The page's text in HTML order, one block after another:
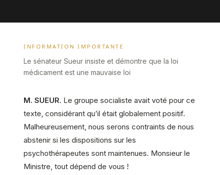
INFORMATION IMPORTANTE
Le sénateur Sueur insiste et démontre que la loi
médicament est une mauvaise loi
M. SUEUR. Le groupe socialiste avait voté pour ce
texte, considérant qu’il était globalement positif.
Malheureusement, nous serons contraints de nous
abstenir si les dispositions sur les
psychothérapeutes sont maintenues. Monsieur le
Ministre, tout dépend de vous !